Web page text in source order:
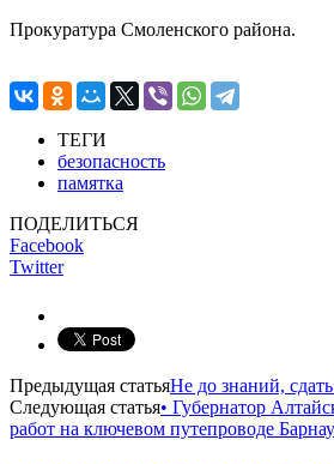
Прокуратура Смоленского района.
ТЕГИ
безопасность
памятка
ПОДЕЛИТЬСЯ
Facebook
Twitter
Предыдущая статьяНе до знаний,
Следующая статья• Губернатор
работ на ключевом путепроводе